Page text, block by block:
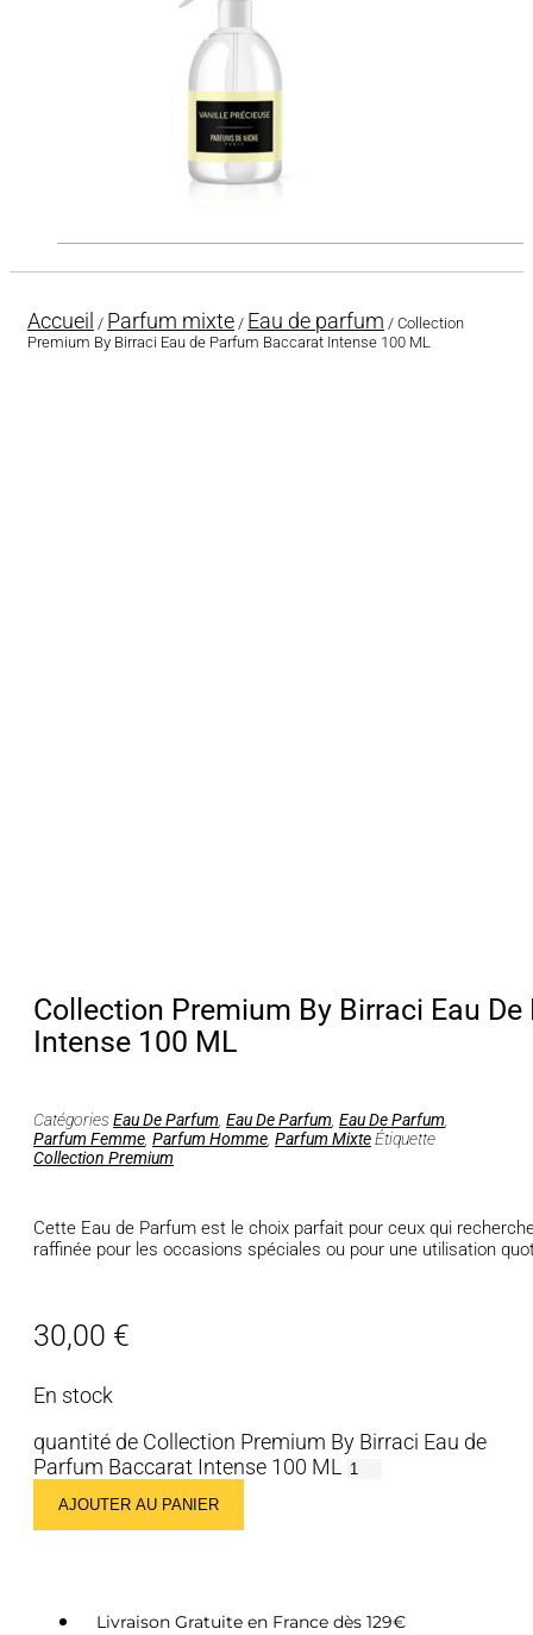
Accueil / Parfum mixte / Eau de parfum / Collection
Premium By Birraci Eau de Parfum Baccarat Intense 100 ML
Collection Premium By Birraci Eau
Intense 100 ML
CatégoriesEau De Parfum Eau De Parfum Eau De Parfum
Parfum Femme Parfum Homme Parfum MixteÉtiquette
Collection Premium
Cette Eau de Parfum est le choix parfait pour ceux qui
raffinée pour les occasions spéciales ou pour une utilisation
30,00 €
En stock
quantité de Collection Premium By Birraci Eau de
Parfum Baccarat Intense 100 ML
AJOUTER AU PANIER
Livraison Gratuite en France dès 129€